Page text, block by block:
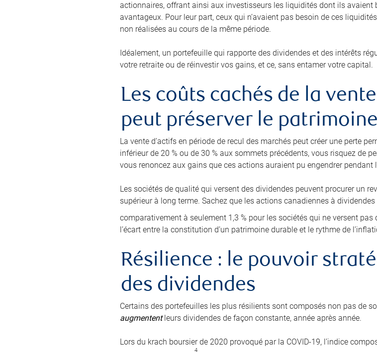
actionnaires, offrant ainsi aux investisseurs les liquidités dont ils avaient
avantageux. Pour leur part, ceux qui n’avaient pas besoin de ces
non réalisées au cours de la même période.
Idéalement, un portefeuille qui rapporte des dividendes et des intérêts
votre retraite ou de réinvestir vos gains, et ce, sans entamer votre capital.
Les coûts cachés de la
peut préserver le patrimoine
La vente d’actifs en période de recul des marchés peut créer une perte
inférieur de 20 % ou de 30 % aux sommets précédents, vous risquez de
vous renoncez aux gains que ces actions auraient pu engendrer pendant
Les sociétés de qualité qui versent des dividendes peuvent procurer un
supérieur à long terme. Sachez que les actions canadiennes à
comparativement à seulement 1,3 % pour les sociétés qui ne versent pas
l’écart entre la constitution d’un patrimoine durable et le rythme de
Résilience : le pouvoir
des dividendes
Certains des portefeuilles les plus résilients sont composés non pas de
augmententleurs dividendes de façon constante, année après année.
Lors du krach boursier de 2020 provoqué par la COVID-19, l’indice
4